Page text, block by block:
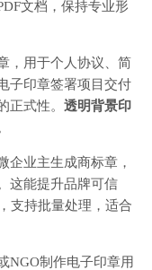
文档，保持专业形
，用于个人协议、简
子印章签署项目交付
正式性。 透明背景印
企业主生成商标章，
这能提升品牌可信
支持批量处理，适合
NGO制作电子印章用